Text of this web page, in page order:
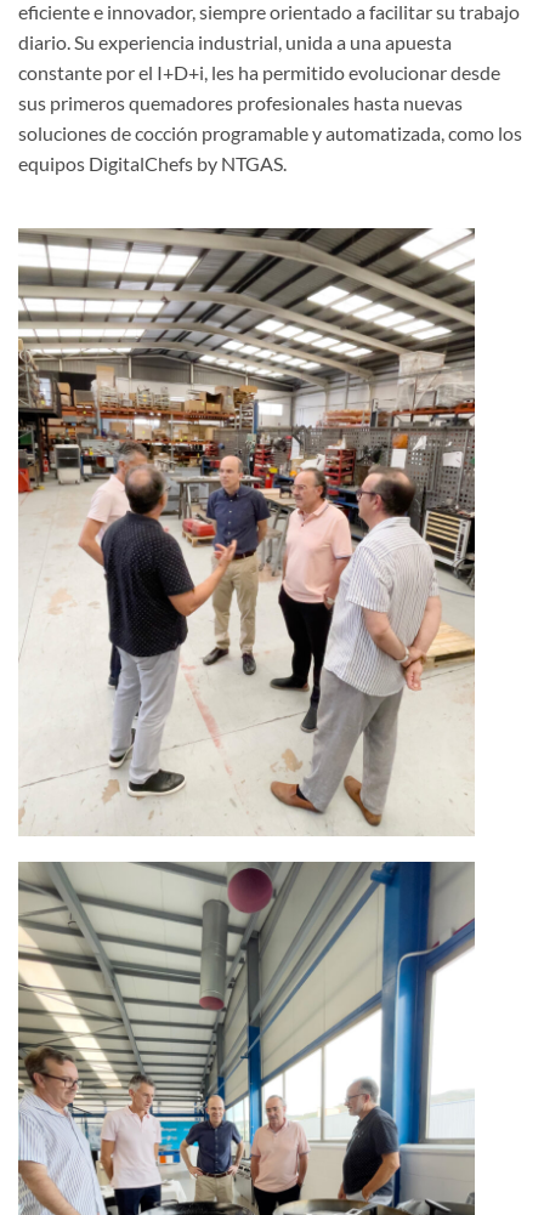
eficiente e innovador, siempre orientado a facilitar su trabajo
diario. Su experiencia industrial, unida a una apuesta
constante por el I+D+i, les ha permitido evolucionar desde
sus primeros quemadores profesionales hasta nuevas
soluciones de cocción programable y automatizada, como los
equipos DigitalChefs by NTGAS.